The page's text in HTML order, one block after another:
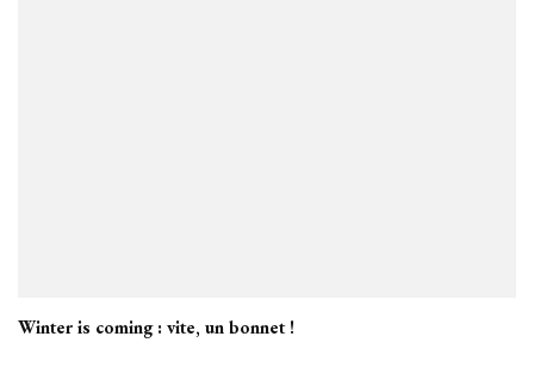
Winter is coming : vite, un bonnet !